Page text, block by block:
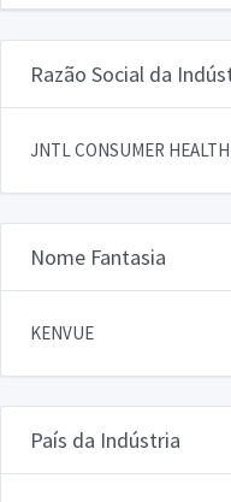
Razão Social da
JNTL CONSUMER
Nome Fantasia
KENVUE
País da Indústria